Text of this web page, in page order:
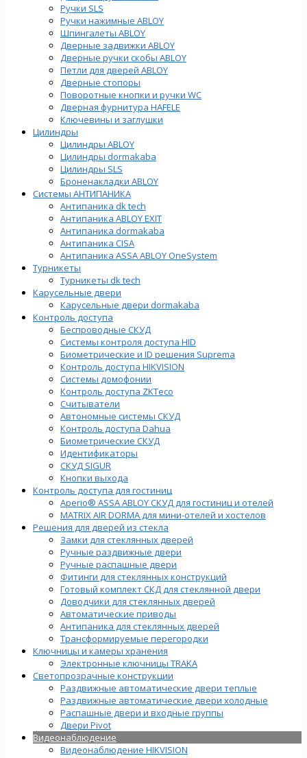
Ручки SLS
Ручки нажимные ABLOY
Шпингалеты ABLOY
Дверные задвижки ABLOY
Дверные ручки скобы ABLOY
Петли для дверей ABLOY
Дверные стопоры
Поворотные кнопки и ручки WC
Дверная фурнитура HAFELE
Ключевины и заглушки
Цилиндры
Цилиндры ABLOY
Цилиндры dormakaba
Цилиндры SLS
Броненакладки ABLOY
Системы АНТИПАНИКА
Антипаника dk tech
Антипаника ABLOY EXIT
Антипаника dormakaba
Антипаника СISA
Антипаника ASSA ABLOY OneSystem
Турникеты
Турникеты dk tech
Карусельные двери
Карусельные двери dormakaba
Контроль доступа
Беспроводные СКУД
Системы контроля доступа HID
Биометрические и ID решения Suprema
Контроль доступа HIKVISION
Системы домофонии
Контроль доступа ZKTeco
Считыватели
Автономные системы СКУД
Контроль доступа Dahua
Биометрические СКУД
Идентификаторы
СКУД SIGUR
Кнопки выхода
Контроль доступа для гостиниц
Aperio® ASSA ABLOY СКУД для гостиниц и отелей
MATRIX AIR DORMA для мини-отелей и хостелов
Решения для дверей из стекла
Замки для стеклянных дверей
Ручные раздвижные двери
Ручные распашные двери
Фитинги для стеклянных конструкций
Готовый комплект СКД для стеклянной двери
Доводчики для стеклянных дверей
Автоматические приводы
Антипаника для стеклянных дверей
Трансформируемые перегородки
Ключницы и камеры хранения
Электронные ключницы TRAKA
Светопрозрачные конструкции
Раздвижные автоматические двери теплые
Раздвижные автоматические двери холодные
Распашные двери и входные группы
Двери Pivot
Видеонаблюдение
Видеонаблюдение HIKVISION